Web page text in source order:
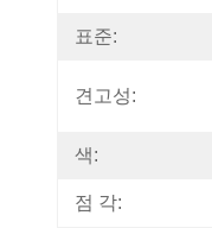
표준:
견고성:
색:
점 각: